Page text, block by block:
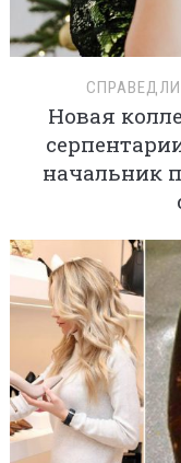
Новая
начальник